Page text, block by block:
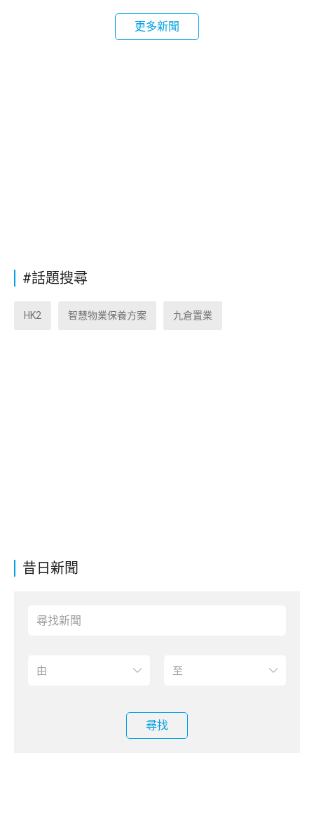
昔日新聞
尋找
更多新聞
#話題搜尋
HK2 智慧物業保養方案 九倉置業